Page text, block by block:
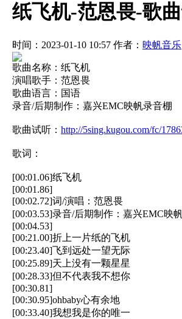
纸飞机-范恩畏-歌
时间：2023-01-10 10:57 作者： 映帆音乐
歌曲名称：纸飞机
演唱歌手：范恩畏
歌曲语言：国语
录音/后期制作：嘉兴EMC映帆录音棚
歌曲试听： http://5sing.kugou.com/fc/
歌词：
[00:01.06]纸飞机
[00:01.86]
[00:02.72]词/演唱：范恩畏
[00:03.53]录音/后期制作：嘉兴EMC映
[00:04.53]
[00:21.00]折上一片纸的飞机
[00:23.40]飞到远处一望无际
[00:25.89]天上没有一颗星星
[00:28.33]但不代表我不想你
[00:30.81]
[00:30.95]ohbaby心有余地
[00:33.40]我想我是你的唯一